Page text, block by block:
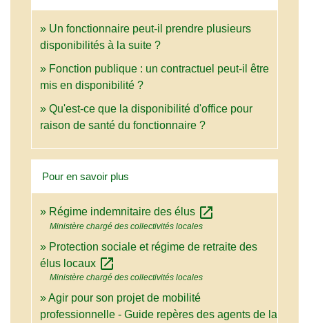
Un fonctionnaire peut-il prendre plusieurs
disponibilités à la suite ?
Fonction publique : un contractuel peut-il être
mis en disponibilité ?
Qu'est-ce que la disponibilité d'office pour
raison de santé du fonctionnaire ?
Pour en savoir plus
Régime indemnitaire des élus open_in_new
Ministère chargé des collectivités locales
Protection sociale et régime de retraite des
élus locaux open_in_new
Ministère chargé des collectivités locales
Agir pour son projet de mobilité
professionnelle - Guide repères des agents de la